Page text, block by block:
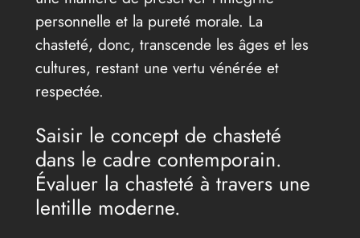
personnelle et la pureté morale. La
chasteté, donc, transcende les âges et les
cultures, restant une vertu vénérée et
respectée.
Saisir le concept de chasteté
dans le cadre contemporain.
Évaluer la chasteté à travers une
lentille moderne.